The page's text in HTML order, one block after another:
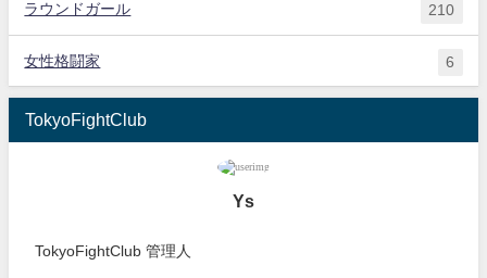
ラウンドガール 210
女性格闘家 6
TokyoFightClub
Ys
TokyoFightClub 管理人